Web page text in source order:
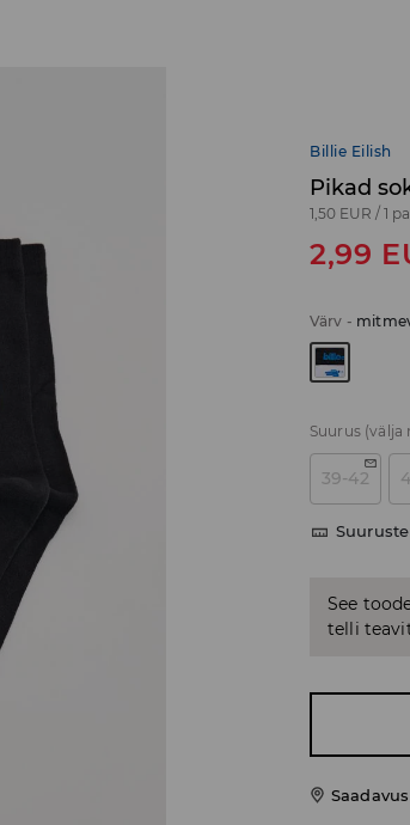
Billie Eilish
Pikad
1,50 EUR / 1
2,99
Värv -
Suurus (välja
39-42
See
telli